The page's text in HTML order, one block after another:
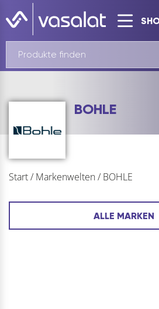
BOHLE
Start/ Markenwelten/ BOHLE
ALLE MARKEN